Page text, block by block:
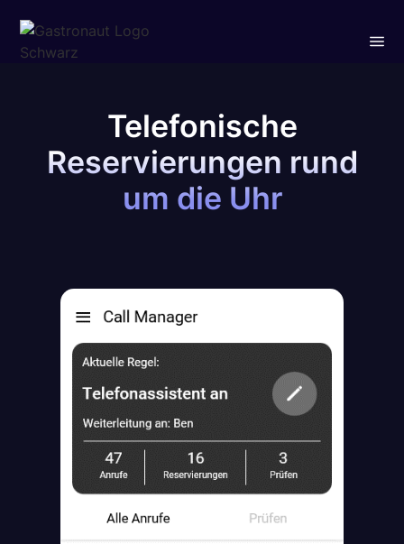
Telefonische
Reservierungen rund
um die Uhr